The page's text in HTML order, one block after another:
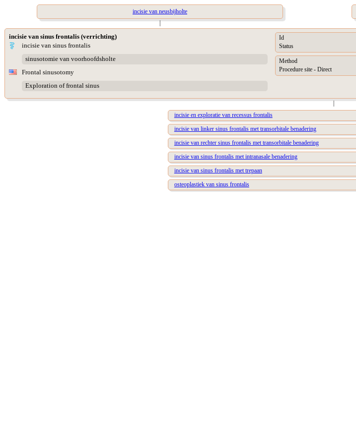
incisie van neusbijholte
|
incisie van sinus frontalis (verrichting)
incisie van sinus frontalis
sinusotomie van voorhoofdsholte
Frontal sinusotomy
Exploration of frontal sinus
Id
Status
Method
Procedure site - Direct
|
incisie en exploratie van recessus frontalis
incisie van linker sinus frontalis met transorbitale benadering
incisie van rechter sinus frontalis met transorbitale benadering
incisie van sinus frontalis met intranasale benadering
incisie van sinus frontalis met trepaan
osteoplastiek van sinus frontalis